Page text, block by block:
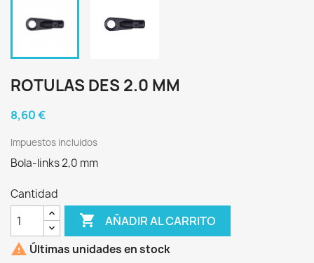
ROTULAS DES 2.0 MM
8,60 €
Impuestos incluidos
Bola-links 2,0 mm
Cantidad
 AÑADIR AL CARRITO
 Últimas unidades en stock